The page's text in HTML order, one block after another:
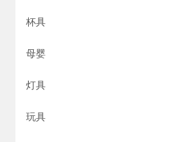
杯具
母婴
灯具
玩具